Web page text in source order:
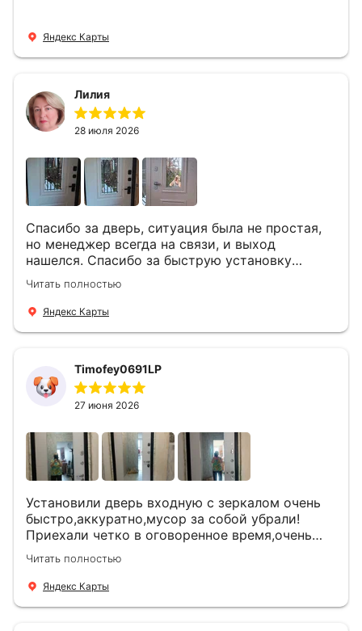
Яндекс Карты
Лилия
28 июля 2026
Спасибо за дверь, ситуация была не простая,
но менеджер всегда на связи, и выход
нашелся. Спасибо за быструю установку
Роману, один и привёз, и установил. Надеюсь,
что дверь нам долго послужит
Читать полностью
Яндекс Карты
Timofey0691LP
27 июня 2026
Установили дверь входную с зеркалом очень
быстро,аккуратно,мусор за собой убрали!
Приехали четко в оговоренное время,очень
вежливые,деликатные рабочие .Все
понравилось и дверь ,и работа и цена!
Читать полностью
Яндекс Карты